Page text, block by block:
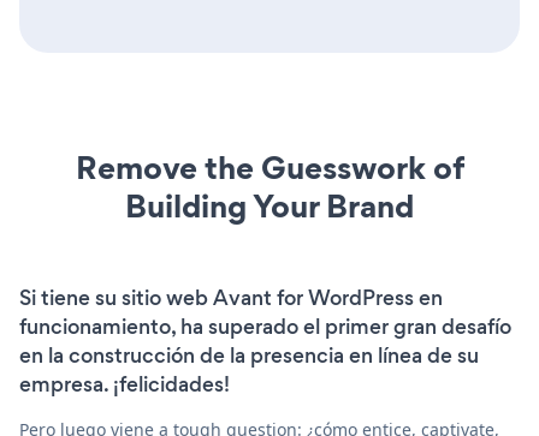
Remove the Guesswork of
Building Your Brand
Si tiene su sitio web Avant for WordPress en
funcionamiento, ha superado el primer gran desafío
en la construcción de la presencia en línea de su
empresa. ¡felicidades!
Pero luego viene a tough question: ¿cómo entice, captivate,